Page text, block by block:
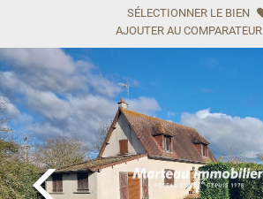
SÉLECTIONNER LE BIEN
AJOUTER AU COMPARATEUR